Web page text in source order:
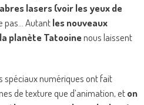
lasers (voir les yeux de
pas… Autantles nouveaux
planète Tatooinenous laissent
spéciaux numériques ont fait
de texture que d’animation, eton